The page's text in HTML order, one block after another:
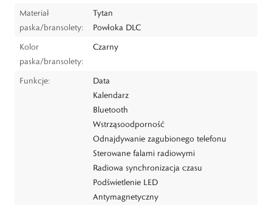
Materiał
paska/bransolety:
Tytan
Powłoka DLC
Kolor
paska/bransolety:
Czarny
Funkcje:
Data
Kalendarz
Bluetooth
Wstrząsoodporność
Odnajdywanie zagubionego telefonu
Sterowane falami radiowymi
Radiowa synchronizacja czasu
Podświetlenie LED
Antymagnetyczny